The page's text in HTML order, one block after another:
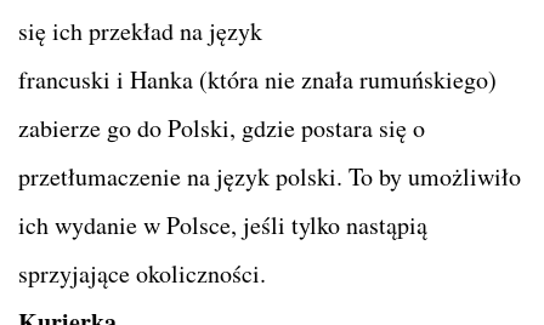
się ich przekład na język
francuski i Hanka (która nie znała rumuńskiego)
zabierze go do Polski, gdzie postara się o
przetłumaczenie na język polski. To by umożliwiło
ich wydanie w Polsce, jeśli tylko nastąpią
sprzyjające okoliczności.